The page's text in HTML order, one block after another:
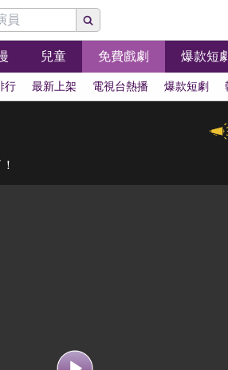
兒童 免費戲劇 爆款短
行 最新上架 電視台熱播 爆款短劇